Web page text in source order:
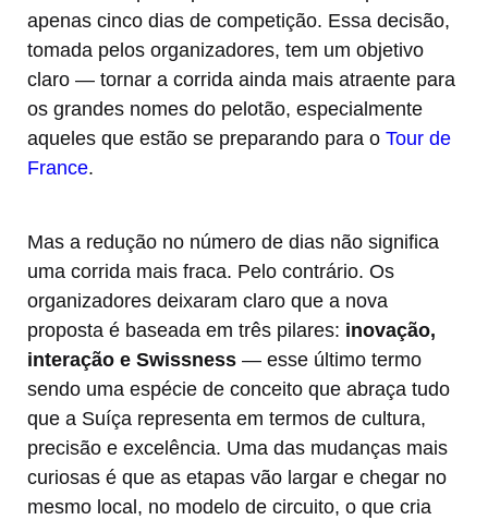
apenas cinco dias de competição. Essa decisão,
tomada pelos organizadores, tem um objetivo
claro — tornar a corrida ainda mais atraente para
os grandes nomes do pelotão, especialmente
aqueles que estão se preparando para o Tour de
France.
Mas a redução no número de dias não significa
uma corrida mais fraca. Pelo contrário. Os
organizadores deixaram claro que a nova
proposta é baseada em três pilares: inovação,
interação e Swissness — esse último termo
sendo uma espécie de conceito que abraça tudo
que a Suíça representa em termos de cultura,
precisão e excelência. Uma das mudanças mais
curiosas é que as etapas vão largar e chegar no
mesmo local, no modelo de circuito, o que cria